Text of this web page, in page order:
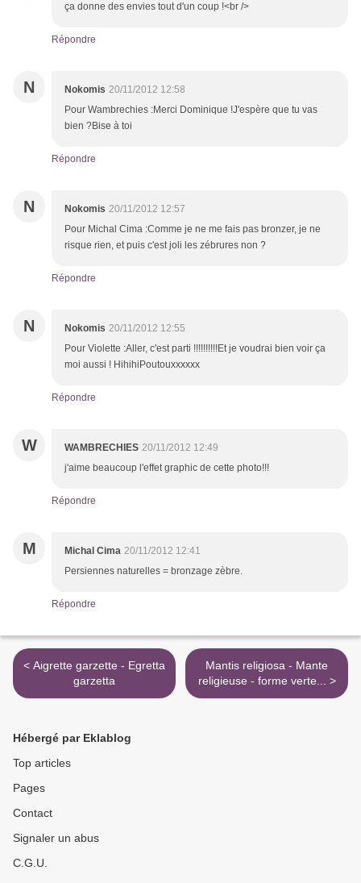
ça donne des envies tout d'un coup !<br />
Répondre
N Nokomis 20/11/2012 12:58
Pour Wambrechies :Merci Dominique !J'espère que tu vas
bien ?Bise à toi
Répondre
N Nokomis 20/11/2012 12:57
Pour Michal Cima :Comme je ne me fais pas bronzer, je ne
risque rien, et puis c'est joli les zébrures non ?
Répondre
N Nokomis 20/11/2012 12:55
Pour Violette :Aller, c'est parti !!!!!!!!!!Et je voudrai bien voir ça
moi aussi ! HihihiPoutouxxxxxx
Répondre
W WAMBRECHIES 20/11/2012 12:49
j'aime beaucoup l'effet graphic de cette photo!!!
Répondre
M Michal Cima 20/11/2012 12:41
Persiennes naturelles = bronzage zèbre.
Répondre
< Aigrette garzette - Egretta
garzetta
Mantis religiosa - Mante
religieuse - forme verte... >
Hébergé par Eklablog
Top articles
Pages
Contact
Signaler un abus
C.G.U.